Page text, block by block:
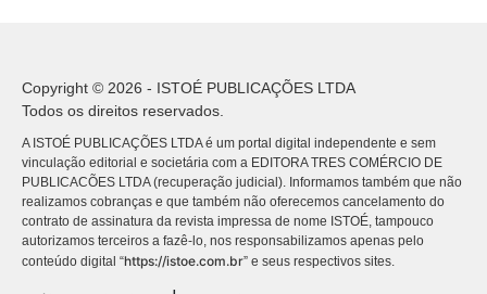
Copyright © 2026 - ISTOÉ PUBLICAÇÕES LTDA
Todos os direitos reservados.
A ISTOÉ PUBLICAÇÕES LTDA é um portal digital independente e sem
vinculação editorial e societária com a EDITORA TRES COMÉRCIO DE
PUBLICACÕES LTDA (recuperação judicial). Informamos também que não
realizamos cobranças e que também não oferecemos cancelamento do
contrato de assinatura da revista impressa de nome ISTOÉ, tampouco
autorizamos terceiros a fazê-lo, nos responsabilizamos apenas pelo
conteúdo digital “https://istoe.com.br” e seus respectivos sites.